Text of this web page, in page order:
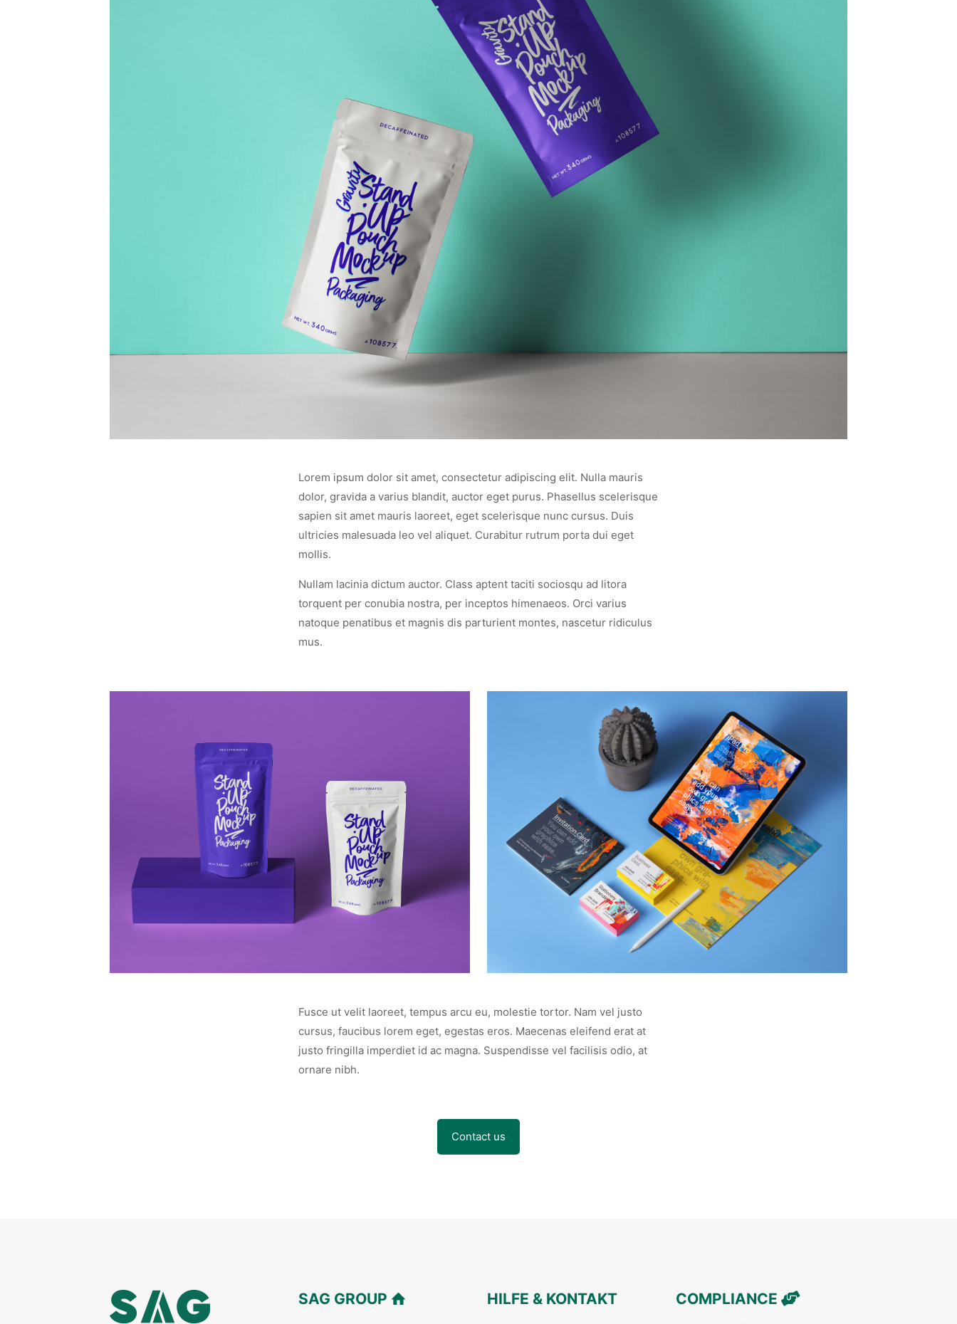
Lorem ipsum dolor sit amet, consectetur adipiscing elit. Nulla mauris
dolor, gravida a varius blandit, auctor eget purus. Phasellus scelerisque
sapien sit amet mauris laoreet, eget scelerisque nunc cursus. Duis
ultricies malesuada leo vel aliquet. Curabitur rutrum porta dui eget
mollis.
Nullam lacinia dictum auctor. Class aptent taciti sociosqu ad litora
torquent per conubia nostra, per inceptos himenaeos. Orci varius
natoque penatibus et magnis dis parturient montes, nascetur ridiculus
mus.
Fusce ut velit laoreet, tempus arcu eu, molestie tortor. Nam vel justo
cursus, faucibus lorem eget, egestas eros. Maecenas eleifend erat at
justo fringilla imperdiet id ac magna. Suspendisse vel facilisis odio, at
ornare nibh.
Contact us
SAG GROUP HILFE & KONTAKT COMPLIANCE